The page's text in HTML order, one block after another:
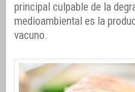
principal culpable de la
medioambiental es la
vacuno.